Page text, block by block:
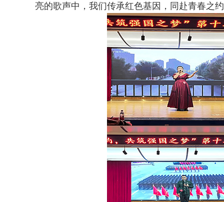
亮的歌声中，我们传承红色基因，同赴青春之